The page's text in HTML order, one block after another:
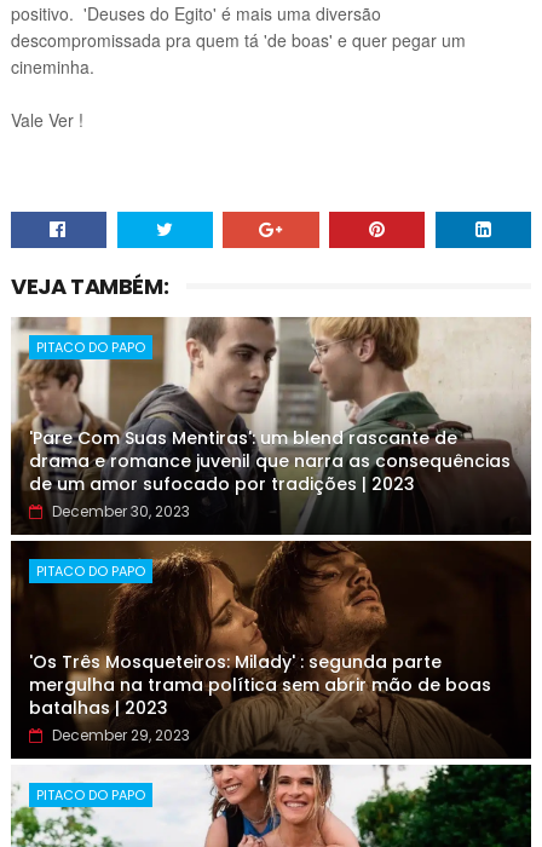
positivo. 'Deuses do Egito' é mais uma diversão
descompromissada pra quem tá 'de boas' e quer pegar um
cineminha.
Vale Ver !
VEJA TAMBÉM:
PITACO DO PAPO
'Pare Com Suas Mentiras': um blend rascante de
drama e romance juvenil que narra as consequências
de um amor sufocado por tradições | 2023
December 30, 2023
PITACO DO PAPO
'Os Três Mosqueteiros: Milady' : segunda parte
mergulha na trama política sem abrir mão de boas
batalhas | 2023
December 29, 2023
PITACO DO PAPO